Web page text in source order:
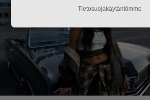
Tietosuojakäytäntömme